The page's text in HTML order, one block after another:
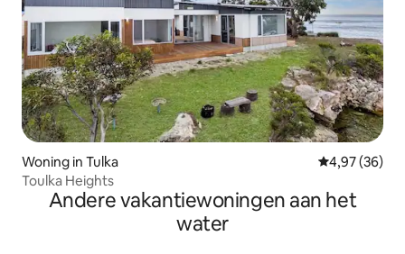
Woning in Tulka Gemiddelde
4,97 (36)
Toulka Heights
Andere vakantiewoningen aan het
water